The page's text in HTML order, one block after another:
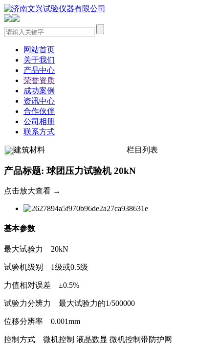
网站首页
关于我们
产品中心
荣誉资质
成功案例
资讯中心
合作伙伴
公司相册
联系方式
建筑材料 栏目列表
产品标题: 球团压力试验机 20kN
点击放大查看 →
基本参数
最大试验力 20kN
试验机级别 1级或0.5级
力值相对误差 ±0.5%
试验力分辨力 最大试验力的1/500000
位移分辨率 0.001mm
控制方式 微机控制 液晶数显 微机控制带防护网